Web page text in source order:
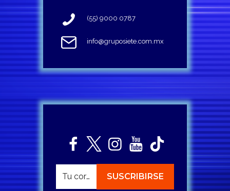
(55) 9000 0787
info@gruposiete.com.mx